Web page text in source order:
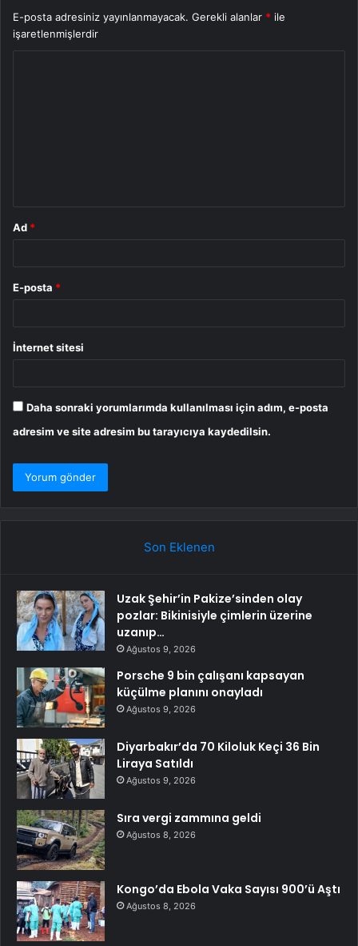
E-posta adresiniz yayınlanmayacak. Gerekli alanlar * ile
işaretlenmişlerdir
Ad *
E-posta *
İnternet sitesi
Daha sonraki yorumlarımda kullanılması için adım, e-posta
adresim ve site adresim bu tarayıcıya kaydedilsin.
Son Eklenen
Uzak Şehir’in Pakize’sinden olay
pozlar: Bikinisiyle çimlerin üzerine
uzanıp…
Ağustos 9, 2026
Porsche 9 bin çalışanı kapsayan
küçülme planını onayladı
Ağustos 9, 2026
Diyarbakır’da 70 Kiloluk Keçi 36 Bin
Liraya Satıldı
Ağustos 9, 2026
Sıra vergi zammına geldi
Ağustos 8, 2026
Kongo’da Ebola Vaka Sayısı 900’ü Aştı
Ağustos 8, 2026